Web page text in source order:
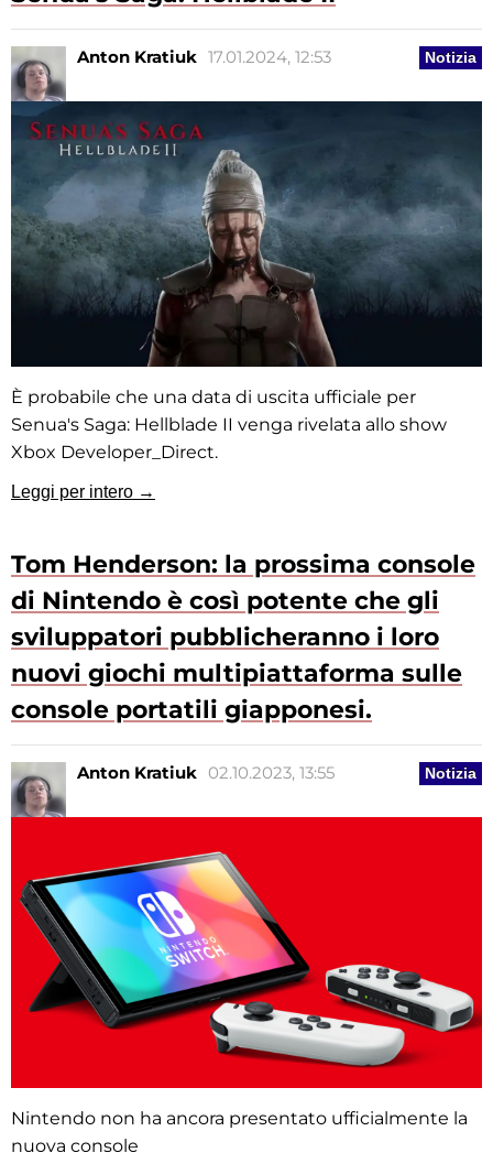
Notizia
Anton Kratiuk 17.01.2024, 12:53
È probabile che una data di uscita ufficiale per
Senua's Saga: Hellblade II venga rivelata allo show
Xbox Developer_Direct.
Leggi per intero →
Tom Henderson: la prossima console
di Nintendo è così potente che gli
sviluppatori pubblicheranno i loro
nuovi giochi multipiattaforma sulle
console portatili giapponesi.
Notizia
Anton Kratiuk 02.10.2023, 13:55
Nintendo non ha ancora presentato ufficialmente la
nuova console